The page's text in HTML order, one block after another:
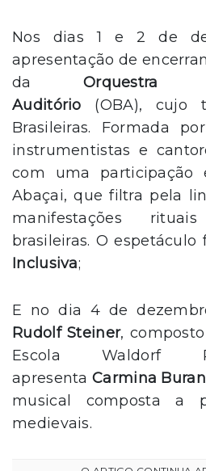
Nos dias 1 e 2 de
apresentação de
da Orquestra
Auditório (OBA), cujo
Brasileiras. Formada
instrumentistas e
com uma participação
Abaçai, que filtra pela
manifestações
brasileiras. O
Inclusiva;
E no dia 4 de
Rudolf Steiner,
Escola Waldorf
apresentaCarmina
musical composta a
medievais.